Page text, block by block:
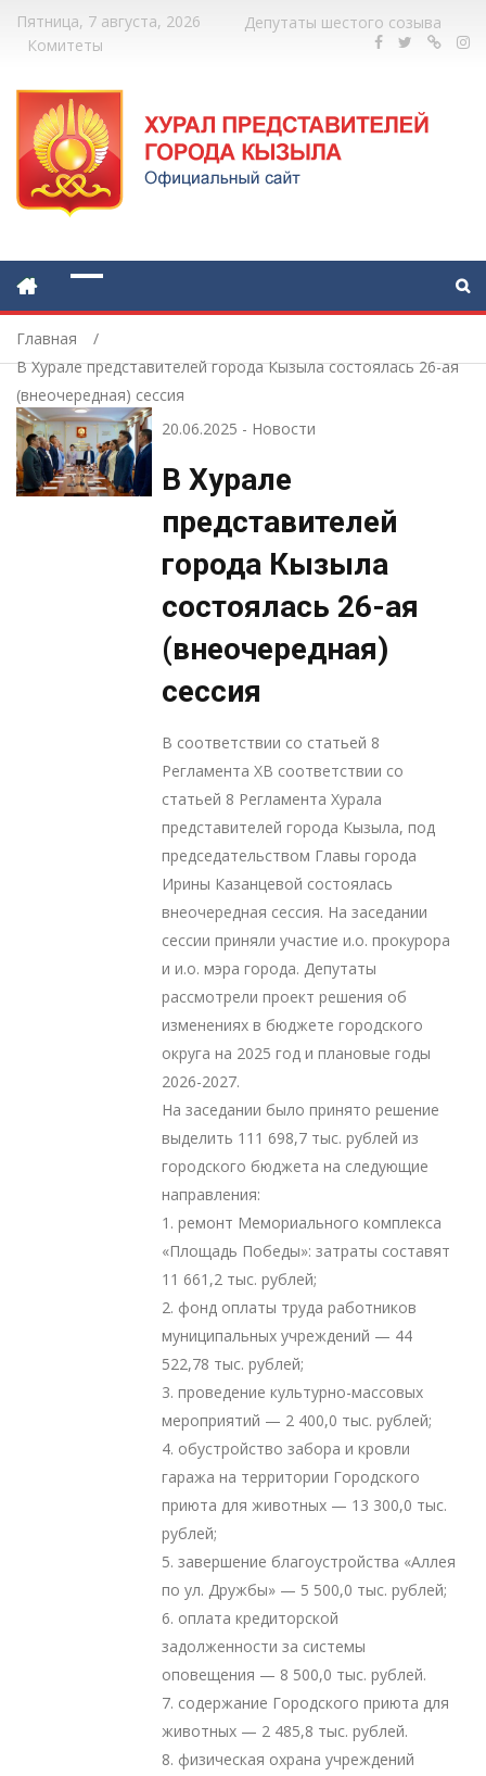
Пятница, 7 августа, 2026
Депутаты шестого созыва
Комитеты
Главная
В Хурале представителей города Кызыла состоялась 26-ая
(внеочередная) сессия
20.06.2025 - Новости
В Хурале
представителей
города Кызыла
состоялась 26-ая
(внеочередная)
сессия
В соответствии со статьей 8
Регламента ХВ соответствии со
статьей 8 Регламента Хурала
представителей города Кызыла, под
председательством Главы города
Ирины Казанцевой состоялась
внеочередная сессия. На заседании
сессии приняли участие и.о. прокурора
и и.о. мэра города. Депутаты
рассмотрели проект решения об
изменениях в бюджете городского
округа на 2025 год и плановые годы
2026-2027.
На заседании было принято решение
выделить 111 698,7 тыс. рублей из
городского бюджета на следующие
направления:
1. ремонт Мемориального комплекса
«Площадь Победы»: затраты составят
11 661,2 тыс. рублей;
2. фонд оплаты труда работников
муниципальных учреждений — 44
522,78 тыс. рублей;
3. проведение культурно-массовых
мероприятий — 2 400,0 тыс. рублей;
4. обустройство забора и кровли
гаража на территории Городского
приюта для животных — 13 300,0 тыс.
рублей;
5. завершение благоустройства «Аллея
по ул. Дружбы» — 5 500,0 тыс. рублей;
6. оплата кредиторской
задолженности за системы
оповещения — 8 500,0 тыс. рублей.
7. содержание Городского приюта для
животных — 2 485,8 тыс. рублей.
8. физическая охрана учреждений